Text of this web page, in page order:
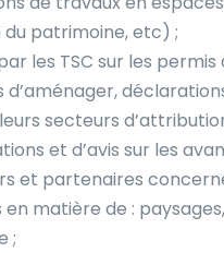
patrimoine, etc) ;
les TSC sur les
secteurs
et d’avis sur les
et partenaires
matière de :
;